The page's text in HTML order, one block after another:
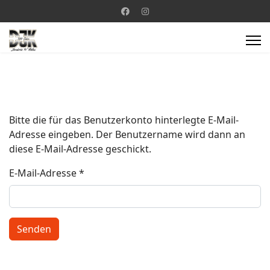
Bitte die für das Benutzerkonto hinterlegte E-Mail-
Adresse eingeben. Der Benutzername wird dann an
diese E-Mail-Adresse geschickt.
E-Mail-Adresse*
Senden